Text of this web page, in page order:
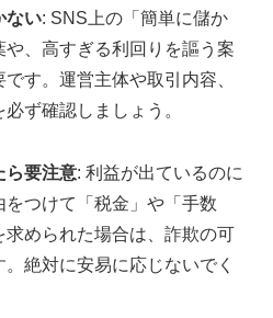
ない: SNS上の「簡単に儲か
や、高すぎる利回りを謳う案
す。運営主体や取引内容、
ず確認しましょう。
ら要注意: 利益が出ているのに
つけて「税金」や「手数
められた場合は、詐欺の可
絶対に安易に応じないでく